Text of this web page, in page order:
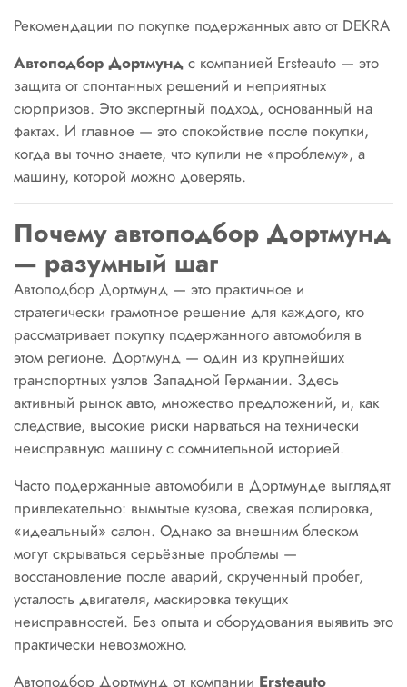
Рекомендации по покупке подержанных авто от DEKRA
Автоподбор Дортмунд с компанией Ersteauto — это
защита от спонтанных решений и неприятных
сюрпризов. Это экспертный подход, основанный на
фактах. И главное — это спокойствие после покупки,
когда вы точно знаете, что купили не «проблему», а
машину, которой можно доверять.
Почему автоподбор Дортмунд
— разумный шаг
Автоподбор Дортмунд — это практичное и
стратегически грамотное решение для каждого, кто
рассматривает покупку подержанного автомобиля в
этом регионе. Дортмунд — один из крупнейших
транспортных узлов Западной Германии. Здесь
активный рынок авто, множество предложений, и, как
следствие, высокие риски нарваться на технически
неисправную машину с сомнительной историей.
Часто подержанные автомобили в Дортмунде выглядят
привлекательно: вымытые кузова, свежая полировка,
«идеальный» салон. Однако за внешним блеском
могут скрываться серьёзные проблемы —
восстановление после аварий, скрученный пробег,
усталость двигателя, маскировка текущих
неисправностей. Без опыта и оборудования выявить это
практически невозможно.
Автоподбор Дортмунд от компании Ersteauto